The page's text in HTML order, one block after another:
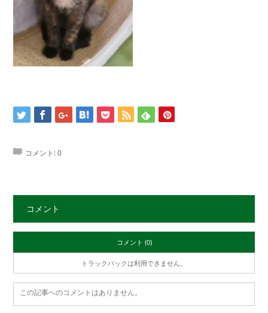
コメント:0
コメント
コメント (0)
トラックバックは利用できません。
この記事へのコメントはありません。